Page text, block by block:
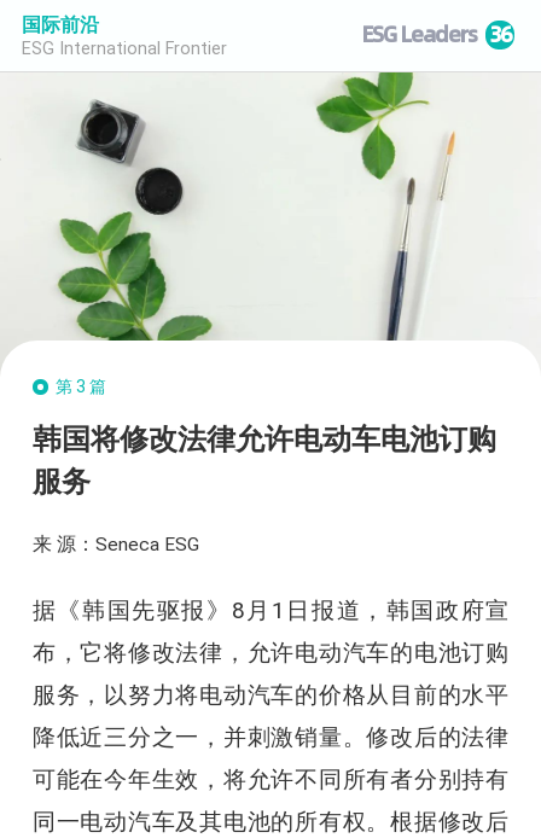
国际前沿
ESG International Frontier ESG Leaders 36
第3篇
韩国将修改法律允许电动车电池订购
服务
来 源：Seneca ESG
据《韩国先驱报》8月1日报道，韩国政府宣
布，它将修改法律，允许电动汽车的电池订购
服务，以努力将电动汽车的价格从目前的水平
降低近三分之一，并刺激销量。修改后的法律
可能在今年生效，将允许不同所有者分别持有
同一电动汽车及其电池的所有权。根据修改后